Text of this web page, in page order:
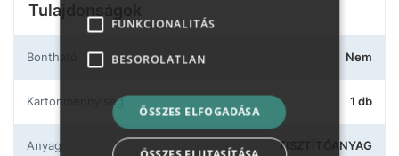
Tulajdonságok
Bontható Nem
Kartonmennyiség 1 db
Anyag TISZTÍTÓANYAG
FUNKCIONALITÁS
BESOROLATLAN
ÖSSZES ELFOGADÁSA